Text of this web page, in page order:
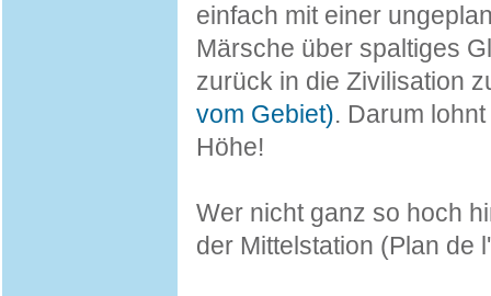
einfach mit einer
Märsche über spaltiges
zurück in die Zivilisation
vom Gebiet). Darum
Höhe!
Wer nicht ganz so hoch
der Mittelstation (Plan de